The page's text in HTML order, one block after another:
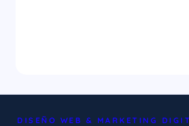
DISEÑO WEB & MARKETING